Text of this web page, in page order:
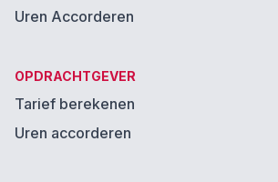
Uren Accorderen
OPDRACHTGEVER
Tarief berekenen
Uren accorderen